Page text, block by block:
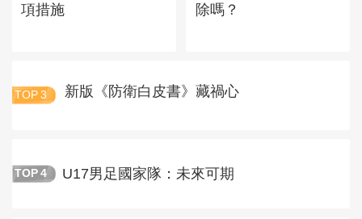
項措施
除嗎？
TOP 3 新版《防衛白皮書》藏禍心
TOP 4 U17男足國家隊：未來可期